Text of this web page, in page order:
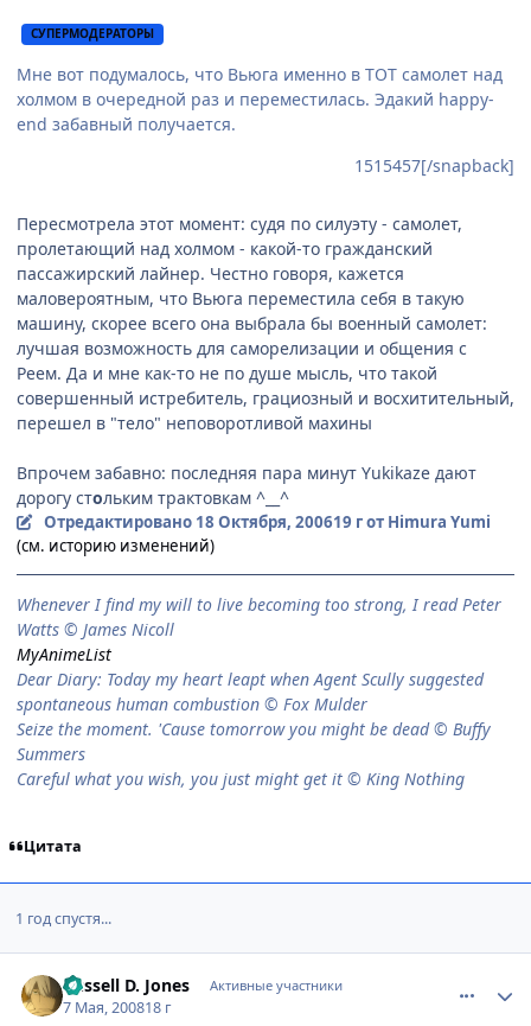
СУПЕРМОДЕРАТОРЫ
Мне вот подумалось, что Вьюга именно в ТОТ самолет над
холмом в очередной раз и переместилась. Эдакий happy-
end забавный получается.
1515457[/snapback]
Пересмотрела этот момент: судя по силуэту - самолет,
пролетающий над холмом - какой-то гражданский
пассажирский лайнер. Честно говоря, кажется
маловероятным, что Вьюга переместила себя в такую
машину, скорее всего она выбрала бы военный самолет:
лучшая возможность для саморелизации и общения с
Реем. Да и мне как-то не по душе мысль, что такой
совершенный истребитель, грациозный и восхитительный,
перешел в "тело" неповоротливой махины
Впрочем забавно: последняя пара минут Yukikaze дают
дорогу стольким трактовкам ^__^
Отредактировано 18 Октября, 200619 гот Himura Yumi
(см. историю изменений)
When­ever I find my will to live be­com­ing too strong, I read Peter
Watts © James Nicoll
MyAnimeList
Dear Diary: Today my heart leapt when Agent Scully suggested
spontaneous human combustion © Fox Mulder
Seize the moment. 'Cause tomorrow you might be dead © Buffy
Summers
Careful what you wish, you just might get it © King Nothing
Цитата
1 год спустя...
Russell D. Jones Активные участники
7 Мая, 200818 г